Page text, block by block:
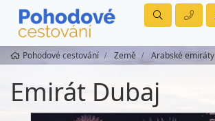
Pohodové cestování Země Arabské emiráty
Emirát Dubaj